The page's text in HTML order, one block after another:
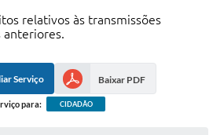
Aldir Blanc)
relativos às transmissões
anteriores.
Serviço Baixar PDF
para: CIDADÃO